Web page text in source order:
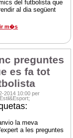
del futbolista que
al dia següent
m�s
preguntes
es fa tot
2014 10:00 per
la meva
a les preguntes